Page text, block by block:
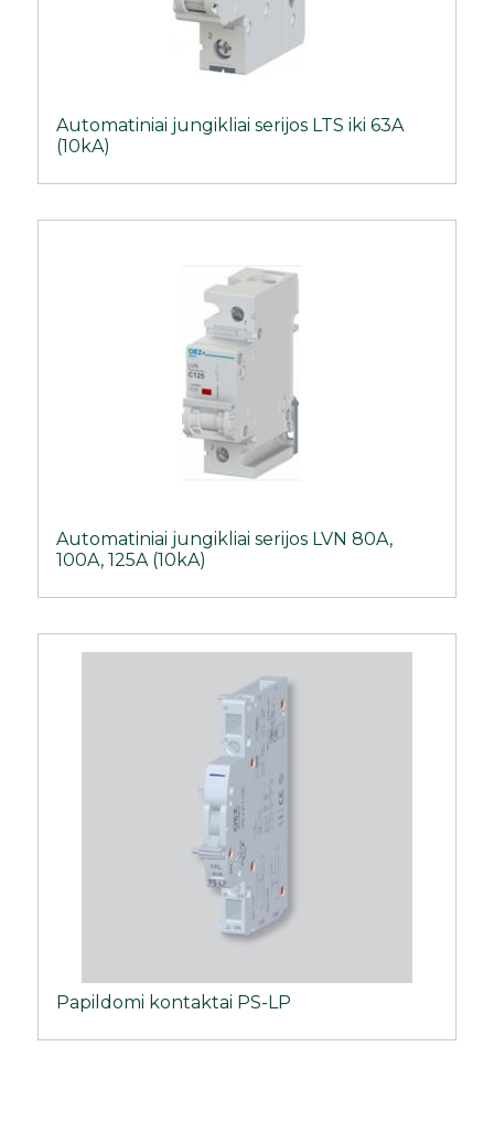
Automatiniai jungikliai serijos LTS iki 63A
(10kA)
Automatiniai jungikliai serijos LVN 80A,
100A, 125A (10kA)
Papildomi kontaktai PS-LP